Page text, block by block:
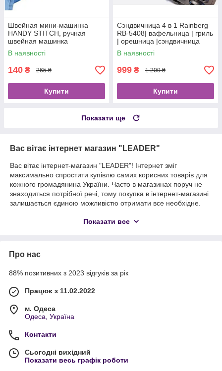
Швейная мини-машинка
HANDY STITCH, ручная
швейная машинка
В наявності
140 ₴ 265 ₴
Купити
Сэндвичница 4 в 1 Rainberg
RB-5408| вафельница | гриль
| орешница |сэндвичница
В наявності
999 ₴ 1 200 ₴
Купити
Показати ще
Вас вітає інтернет магазин "LEADER"
Вас вітає інтернет-магазин "LEADER"! Інтернет зміг
максимально спростити купівлю самих корисних товарів для
кожного громадянина України. Часто в магазинах поруч не
знаходиться потрібної речі, тому покупка в інтернет-магазині
залишається єдиною можливістю отримати все необхідне.
корисні товари для дому, роботи, дозвілля та догляду за
інтернету і постійно розширюємо асортимент!Продаючи
щось нашим клієнтам, ми беремо повну відповідальність
перед ними, згідно Закону про захист прав споживачів.Кожна
товарна картка детально прописана, щоб ще на ранньому
етапі закрити більшість можливих питань. Якщо труднощі
залишаються, обов'язково дзвоніть нашим менеджерам. Це
компетентні люди, здатні проконсультувати з будь-якого
товару і допомогти з правильним вибором. Для оплати
оформлення замовлення. Післяплата з оплатою при
посередниками, тому пропонуємо дійсно кращі ціни в Україні.
Перейдіть в розділ «Доставка та оплата», щоб детальніше
Показати все
Про нас
88% позитивних з 2023 відгуків за рік
Працює з 11.02.2022
м. Одеса
Одеса, Україна
Контакти
Сьогодні вихідний
Показати весь графік роботи